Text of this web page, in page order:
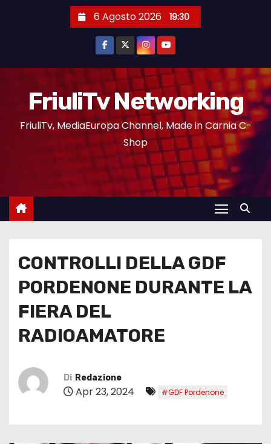
6 Agosto 2026 19:30
FriuliTv Networking
FriuliTv, MediaEuropa Channel, Made in Carnia C-
Shop
CONTROLLI DELLA GDF
PORDENONE DURANTE LA
FIERA DEL
RADIOAMATORE
Di Redazione
Apr 23, 2024 #GDF Pordenone